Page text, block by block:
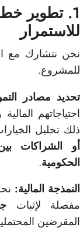
1. تطوير
للاستمرار
نحن نتشارك مع
للمشروع.
تحديد مصادر
احتياجاتهم
ذلك تحليل
أو الشراكات
الحكومية.
النمذجة المالية:
مفصلة لإثبات
المقرضين